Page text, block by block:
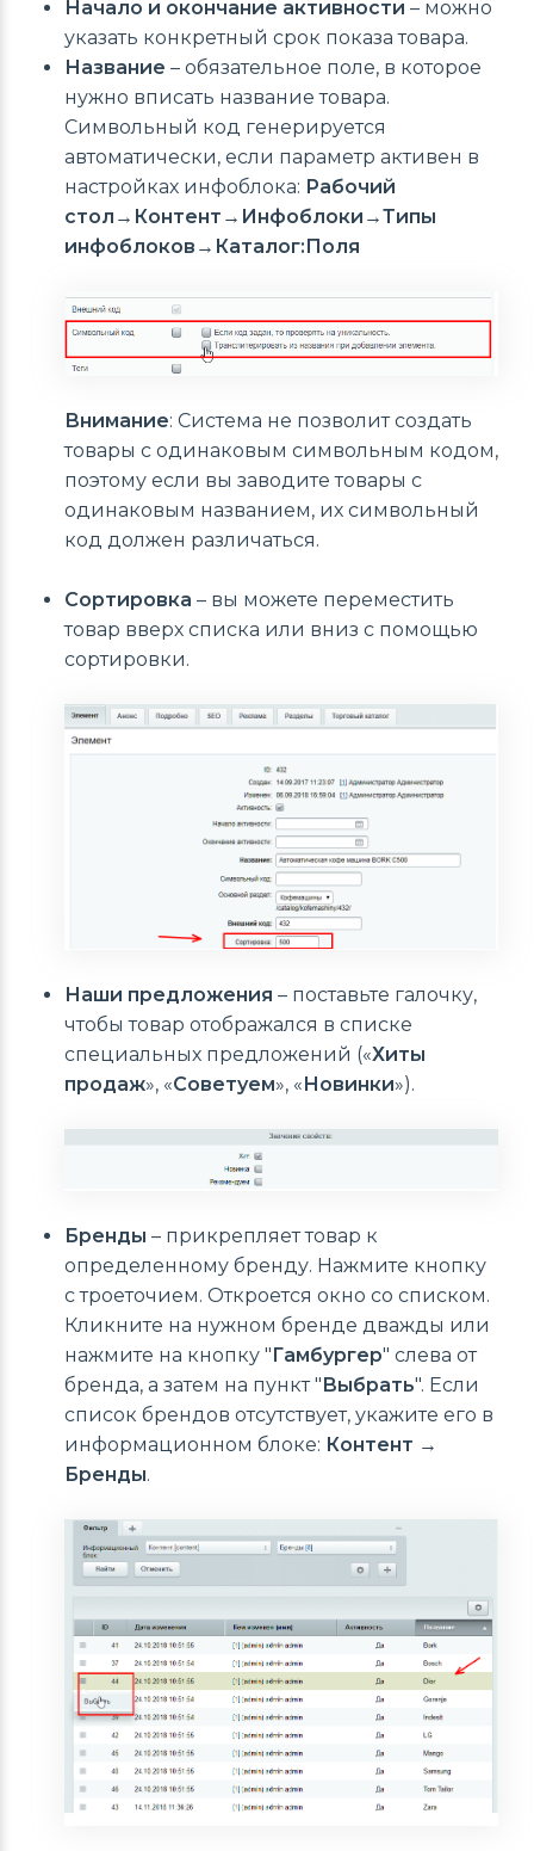
Начало и окончание активности – можно
указать конкретный срок показа товара.
Название – обязательное поле, в которое
нужно вписать название товара.
Символьный код генерируется
автоматически, если параметр активен в
настройках инфоблока: Рабочий
стол→Контент→Инфоблоки→Типы
инфоблоков→Каталог:Поля
Внимание: Система не позволит создать
товары с одинаковым символьным кодом,
поэтому если вы заводите товары с
одинаковым названием, их символьный
код должен различаться.
Сортировка – вы можете переместить
товар вверх списка или вниз с помощью
сортировки.
Наши предложения – поставьте галочку,
чтобы товар отображался в списке
специальных предложений («Хиты
продаж», «Советуем», «Новинки»).
Бренды – прикрепляет товар к
определенному бренду. Нажмите кнопку
с троеточием. Откроется окно со списком.
Кликните на нужном бренде дважды или
нажмите на кнопку " Гамбургер" слева от
бренда, а затем на пункт " Выбрать". Если
список брендов отсутствует, укажите его в
информационном блоке: Контент →
Бренды.